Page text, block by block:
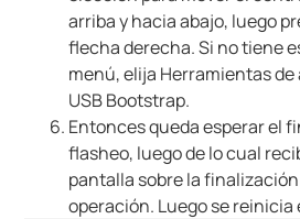
arriba y hacia abajo, luego
flecha derecha. Si no tiene
menú, elija Herramientas
USB Bootstrap.
Entonces queda esperar el
flasheo, luego de lo cual
pantalla sobre la
operación. Luego se reinicia